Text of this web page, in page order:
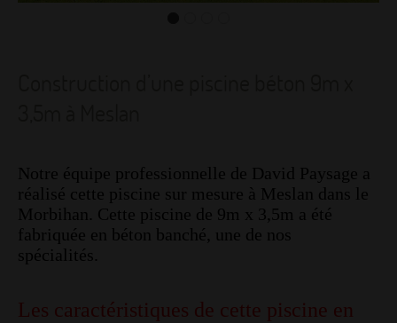
Notre équipe professionnelle de David Paysage a
réalisé cette piscine sur mesure à Meslan dans le
Morbihan. Cette piscine de 9m x 3,5m a été
fabriquée en béton banché, une de nos
spécialités.
Les caractéristiques de cette piscine en